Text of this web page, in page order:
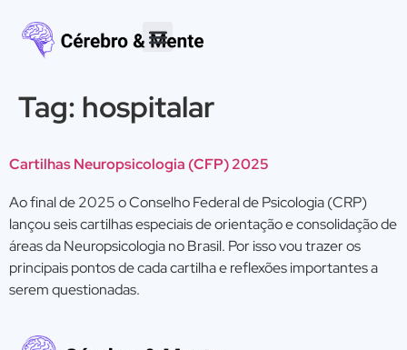
Tag: hospitalar
Cartilhas Neuropsicologia (CFP) 2025
Ao final de 2025 o Conselho Federal de Psicologia (CRP)
lançou seis cartilhas especiais de orientação e consolidação de
áreas da Neuropsicologia no Brasil. Por isso vou trazer os
principais pontos de cada cartilha e reflexões importantes a
serem questionadas.